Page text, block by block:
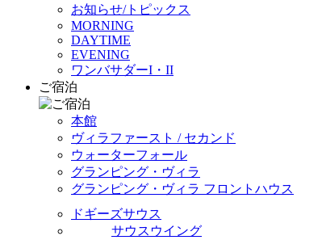
お知らせ/トピックス
MORNING
DAYTIME
EVENING
ワンバサダーI・II
ご宿泊
本館
ヴィラファースト / セカンド
ウォーターフォール
グランピング・ヴィラ
グランピング・ヴィラ フロントハウス
ドギーズサウス
サウスウイング